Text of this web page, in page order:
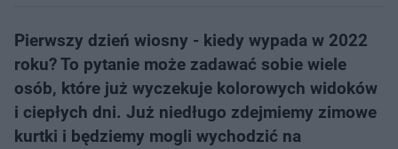
Pierwszy dzień wiosny - kiedy wypada w 2022
roku? To pytanie może zadawać sobie wiele
osób, które już wyczekuje kolorowych widoków
i ciepłych dni. Już niedługo zdejmiemy zimowe
kurtki i będziemy mogli wychodzić na